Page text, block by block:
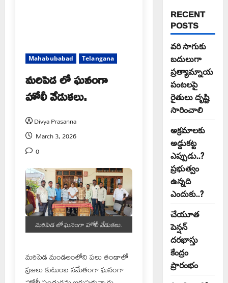
Mahabubabad Telangana
మరిపెడ లో ఘనంగా
హోలీ వేడుకలు.
Divya Prasanna
March 3, 2026
0
మరిపెడ లో ఘనంగా హోలీ వేడుకలు.
మరిపెడ మండలంలోని పలు తండాలో
ప్రజలు కుటుంబ సమేతంగా ఘనంగా
RECENT
POSTS
వరి సాగుకు
బదులుగా
ప్రత్యామ్నాయ
పంటలపై
రైతులు దృష్టి
సారించాలి
అక్రమాలకు
అడ్డుకట్ట
ఎప్పుడు..?
ప్రభుత్వం
ఉన్నది
ఎందుకు..?
చేయూత
పెన్షన్
దరఖాస్తు
కేంద్రం
ప్రారంభం